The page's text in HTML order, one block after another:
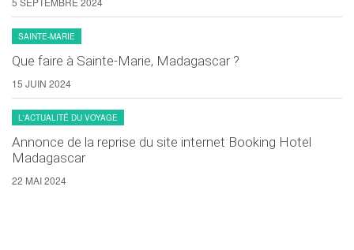
SAINTE-MARIE
Que faire à Sainte-Marie, Madagascar ?
15 JUIN 2024
L'ACTUALITÉ DU VOYAGE
Annonce de la reprise du site internet Booking Hotel
Madagascar
22 MAI 2024